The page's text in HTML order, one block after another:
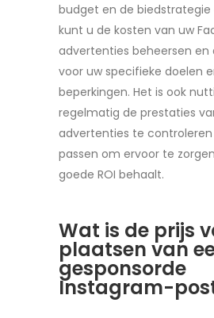
budget en de biedstrategie
kunt u de kosten van uw
advertenties beheersen en
voor uw specifieke doelen
beperkingen. Het is ook
regelmatig de prestaties
advertenties te
passen om ervoor te
goede ROI behaalt.
Wat is de prijs
plaatsen van
gesponsorde
Instagram-